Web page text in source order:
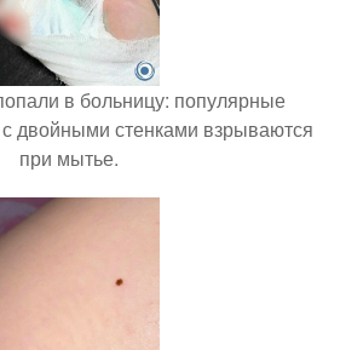
в больницу: популярные
двойными стенками взрываются
при мытье.